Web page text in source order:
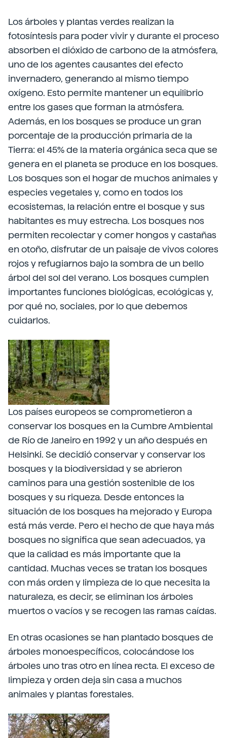
Los árboles y plantas verdes realizan la
fotosíntesis para poder vivir y durante el proceso
absorben el dióxido de carbono de la atmósfera,
uno de los agentes causantes del efecto
invernadero, generando al mismo tiempo
oxígeno. Esto permite mantener un equilibrio
entre los gases que forman la atmósfera.
Además, en los bosques se produce un gran
porcentaje de la producción primaria de la
Tierra: el 45% de la materia orgánica seca que se
genera en el planeta se produce en los bosques.
Los bosques son el hogar de muchos animales y
especies vegetales y, como en todos los
ecosistemas, la relación entre el bosque y sus
habitantes es muy estrecha. Los bosques nos
permiten recolectar y comer hongos y castañas
en otoño, disfrutar de un paisaje de vivos colores
rojos y refugiarnos bajo la sombra de un bello
árbol del sol del verano. Los bosques cumplen
importantes funciones biológicas, ecológicas y,
por qué no, sociales, por lo que debemos
cuidarlos.
Los países europeos se comprometieron a
conservar los bosques en la Cumbre Ambiental
de Río de Janeiro en 1992 y un año después en
Helsinki. Se decidió conservar y conservar los
bosques y la biodiversidad y se abrieron
caminos para una gestión sostenible de los
bosques y su riqueza. Desde entonces la
situación de los bosques ha mejorado y Europa
está más verde. Pero el hecho de que haya más
bosques no significa que sean adecuados, ya
que la calidad es más importante que la
cantidad. Muchas veces se tratan los bosques
con más orden y limpieza de lo que necesita la
naturaleza, es decir, se eliminan los árboles
muertos o vacíos y se recogen las ramas caídas.
En otras ocasiones se han plantado bosques de
árboles monoespecíficos, colocándose los
árboles uno tras otro en línea recta. El exceso de
limpieza y orden deja sin casa a muchos
animales y plantas forestales.